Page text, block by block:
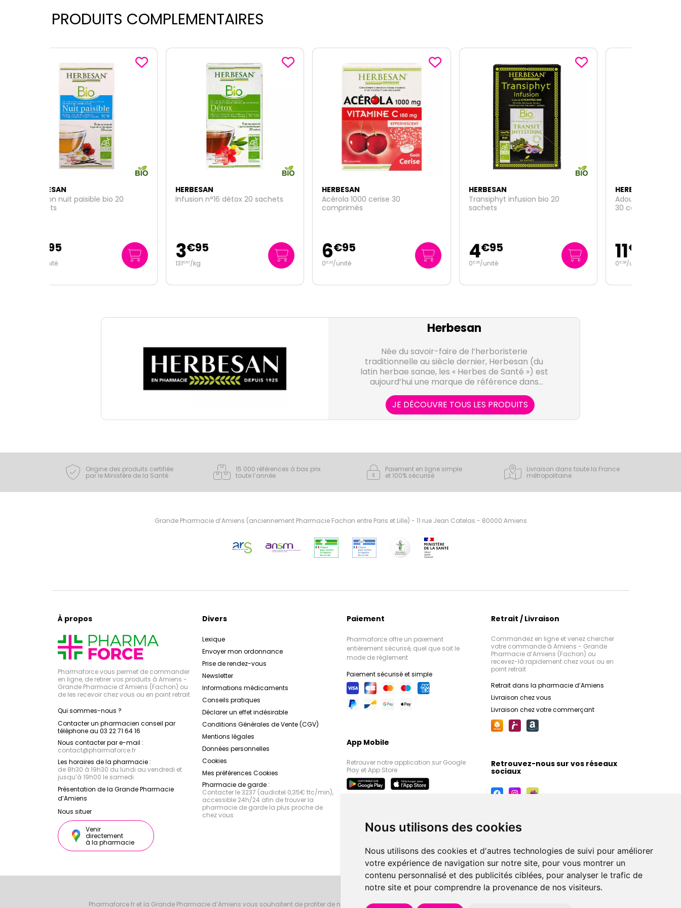
Nous utilisons des cookies
Nous utilisons des cookies et d'autres technologies de suivi pour améliorer
votre expérience de navigation sur notre site, pour vous montrer un
contenu personnalisé et des publicités ciblées, pour analyser le trafic de
notre site et pour comprendre la provenance de nos visiteurs.
PRODUITS COMPLEMENTAIRES
HERBESAN
Infusion n°16 détox 20 sachets
3
HERBESAN
Acérola 1000 cerise 30
6
HERBESAN
Transiphyt infusion bio 20
sachets
4
HERBESAN
Adoucid estomac goût menthe
11
Herbesan
Née du savoir-faire de l’herboristerie
traditionnelle au siècle dernier, Herbesan (du
latin herbae sanae, les « Herbes de Santé ») est
aujourd’hui une marque de référence dans
parapharmacie. Spécialiste de la phyto et de la
nutrition depuis 40 ans, Herbesan conçoit,
développe et commercialise une large gamme
JE DÉCOUVRE TOUS LES PRODUITS
Origine des produits certifiée
par le Ministère de la Santé
15 000 références à bas prix
toute l’année
Paiement en ligne simple
et 100% sécurisé
Livraison dans toute la France
métropolitaine
Grande Pharmacie d’Amiens (anciennement Pharmacie Fachon entre Paris et Lille) - 11 rue Jean Catelas - 80000 Amiens
À propos
Pharmaforce vous permet de commander
en ligne, de retirer vos produits à Amiens -
Grande Pharmacie d’Amiens (Fachon) ou
de les recevoir chez vous ou en point retrait
Qui sommes-nous ?
Contacter un pharmacien conseil par
téléphone au 03 22 71 64 16
Nous contacter par e-mail :
contact@pharmaforce.fr
Les horaires de la pharmacie :
de 8h30 à 19h30 du lundi au vendredi et
jusqu’à 19h00 le samedi
Présentation de la Grande Pharmacie
d’Amiens
Nous situer
Venir
directement
à la pharmacie
Divers
Lexique
Envoyer mon ordonnance
Prise de rendez-vous
Newsletter
Informations médicaments
Conseils pratiques
Déclarer un effet indésirable
Conditions Générales de Vente (CGV)
Mentions légales
Données personnelles
Cookies
Mes préférences Cookies
Pharmacie de garde :
Contacter le 3237 (audiotel 0,35€ ttc/min),
accessible 24h/24 afin de trouver la
pharmacie de garde la plus proche de
chez vous
Paiement
Pharmaforce offre un paiement
entièrement sécurisé, quel que soit le
mode de règlement
Paiement sécurisé et simple
App Mobile
Retrouver notre application sur Google
Play et App Store
Retrait / Livraison
Commandez en ligne et venez chercher
votre commande à Amiens - Grande
Pharmacie d’Amiens (Fachon) ou
recevez-là rapidement chez vous ou en
point retrait
Retrait dans la pharmacie d’Amiens
Livraison chez vous
Livraison chez votre commerçant
Retrouvez-nous sur vos réseaux
sociaux
Pharmaforce.fr et la Grande Pharmacie d’Amiens vous souhaitent de profiter de notre accueil, de nos conseils pharmaceutiques, orthopédiques, homéopathiques,